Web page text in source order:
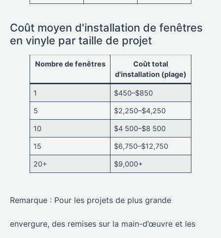
Coût moyen d'installation de fenêtres
en vinyle par taille de projet
Nombre de fenêtres
Coût total
d'installation (plage)
1 $450–$850
5 $2,250–$4,250
10 $4 500–$8 500
15 $6,750–$12,750
20+ $9,000+
Remarque : Pour les projets de plus grande
envergure, des remises sur la main-d’œuvre et les